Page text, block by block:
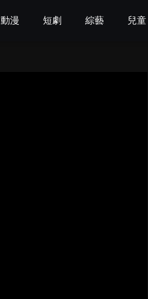
動漫 短劇 綜藝 兒童